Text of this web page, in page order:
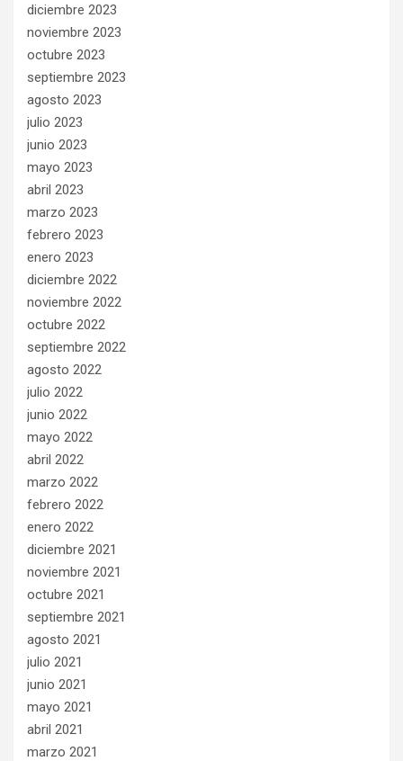
diciembre 2023
noviembre 2023
octubre 2023
septiembre 2023
agosto 2023
julio 2023
junio 2023
mayo 2023
abril 2023
marzo 2023
febrero 2023
enero 2023
diciembre 2022
noviembre 2022
octubre 2022
septiembre 2022
agosto 2022
julio 2022
junio 2022
mayo 2022
abril 2022
marzo 2022
febrero 2022
enero 2022
diciembre 2021
noviembre 2021
octubre 2021
septiembre 2021
agosto 2021
julio 2021
junio 2021
mayo 2021
abril 2021
marzo 2021